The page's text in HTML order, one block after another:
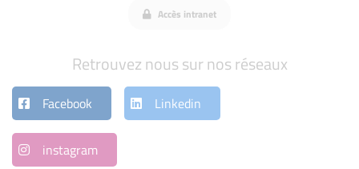
Accès intranet
Retrouvez nous sur nos réseaux
Facebook Linkedin
instagram